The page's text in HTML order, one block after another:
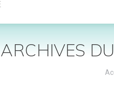
ARCHIVES